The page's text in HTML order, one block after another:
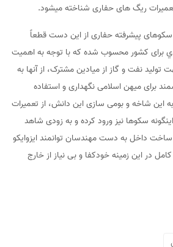
ریگ های حفاری شناخته میشود.
سکوهای پیشرفته حفاری از این دست قطعاً
برای کشور محسوب شده که با توجه به اهمیت
نفت و گاز از میادین مشترک، از آنها به
برای میهن اسلامی نگهداری و استفاده
به این شاخه و بومی سازی این دانش، از تعمیرات
سکوها نیز ورود کرده و به زودی شاهد
داخل به دست مهندسان توانمند ایزوایکو
در این زمینه خودکفا و بی نیاز از خارج